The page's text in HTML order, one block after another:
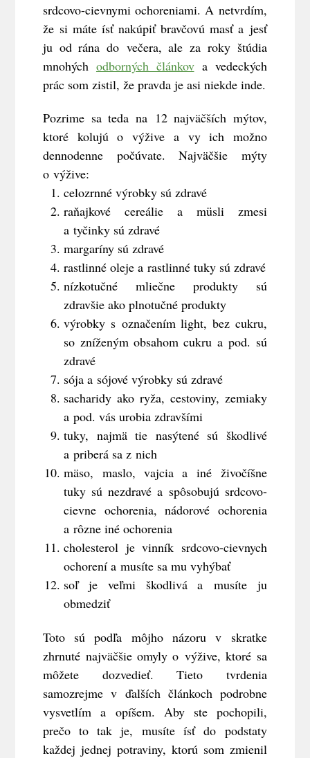
srdcovo-cievnymi ochoreniami. A netvrdím,
že si máte ísť nakúpiť bravčovú masť a jesť
ju od rána do večera, ale za roky štúdia
mnohých odborných článkova vedeckých
prác som zistil, že pravda je asi niekde inde.
Pozrime sa teda na 12 najväčších mýtov,
ktoré kolujú o výžive a vy ich možno
dennodenne počúvate. Najväčšie mýty
o výžive:
celozrnné výrobky sú zdravé
raňajkové cereálie a müsli zmesi
a tyčinky sú zdravé
margaríny sú zdravé
rastlinné oleje a rastlinné tuky sú zdravé
nízkotučné mliečne produkty sú
zdravšie ako plnotučné produkty
výrobky s označením light, bez cukru,
so zníženým obsahom cukru a pod. sú
zdravé
sója a sójové výrobky sú zdravé
sacharidy ako ryža, cestoviny, zemiaky
a pod. vás urobia zdravšími
tuky, najmä tie nasýtené sú škodlivé
a priberá sa z nich
mäso, maslo, vajcia a iné živočíšne
tuky sú nezdravé a spôsobujú srdcovo-
cievne ochorenia, nádorové ochorenia
a rôzne iné ochorenia
cholesterol je vinník srdcovo-cievnych
ochorení a musíte sa mu vyhýbať
soľ je veľmi škodlivá a musíte ju
obmedziť
Toto sú podľa môjho názoru v skratke
zhrnuté najväčšie omyly o výžive, ktoré sa
môžete dozvedieť. Tieto tvrdenia
samozrejme v ďalších článkoch podrobne
vysvetlím a opíšem. Aby ste pochopili,
prečo to tak je, musíte ísť do podstaty
každej jednej potraviny, ktorú som zmienil